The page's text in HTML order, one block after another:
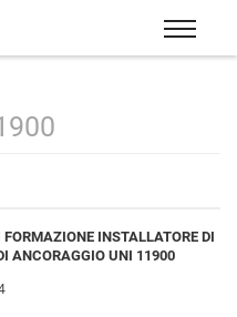
FORMAZIONE INSTALLATORE DI
ANCORAGGIO UNI 11900